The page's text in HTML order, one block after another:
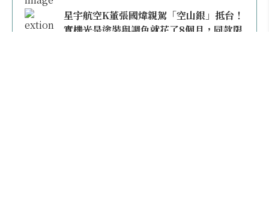
星宇航空K董張國煒親駕「空山銀」抵台！
實機光是塗裝與調色就花了8個月，同款限